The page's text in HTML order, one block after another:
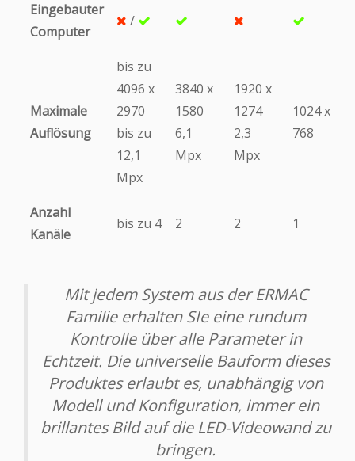
Eingebauter
Computer
/
Maximale
Auflösung
bis zu
4096 х
2970
bis zu
12,1
Mpx
3840 х
1580
6,1
Mpx
1920 х
1274
2,3
Mpx
1024 х
768
Anzahl
Kanäle
bis zu 4 2 2 1
Mit jedem System aus der ERMAC
Familie erhalten SIe eine rundum
Kontrolle über alle Parameter in
Echtzeit. Die universelle Bauform dieses
Produktes erlaubt es, unabhängig von
Modell und Konfiguration, immer ein
brillantes Bild auf die LED-Videowand zu
bringen.